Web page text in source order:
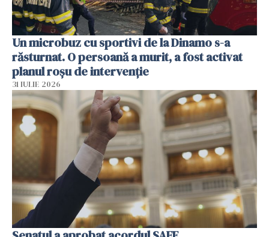
Un microbuz cu sportivi de la Dinamo s-a
răsturnat. O persoană a murit, a fost activat
planul roșu de intervenție
31 IULIE 2026